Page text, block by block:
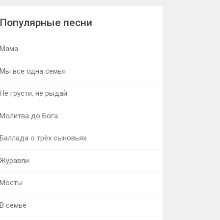
песни
все одна семья
грусти, не рыдай
до Бога
о трёх сыновьях
семье